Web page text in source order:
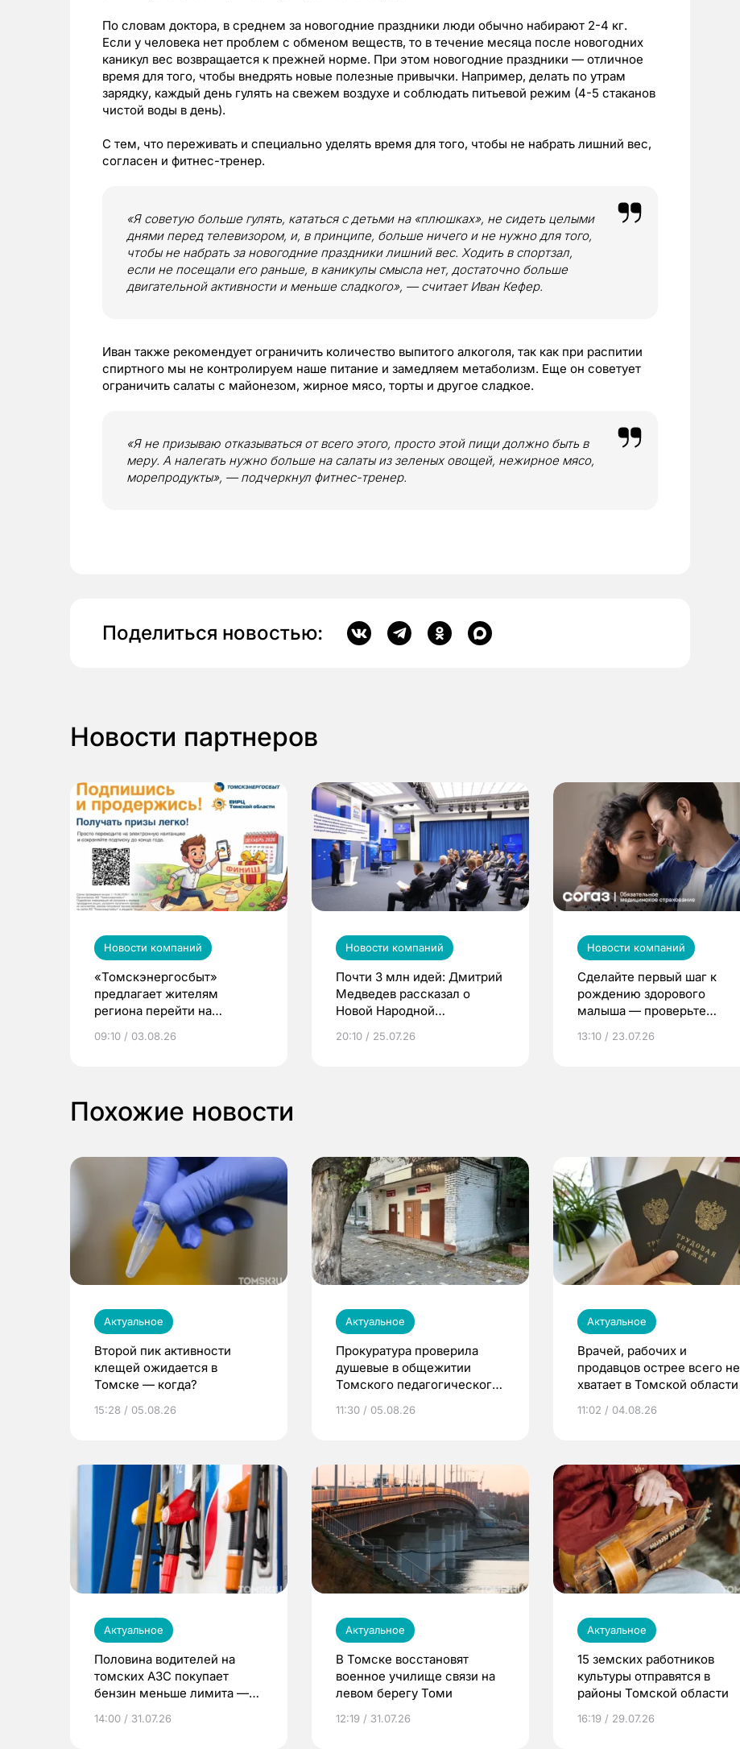
По словам доктора, в среднем за новогодние праздники люди обычно набирают 2-4 кг.
Если у человека нет проблем с обменом веществ, то в течение месяца после новогодних
каникул вес возвращается к прежней норме. При этом новогодние праздники — отличное
время для того, чтобы внедрять новые полезные привычки. Например, делать по утрам
зарядку, каждый день гулять на свежем воздухе и соблюдать питьевой режим (4-5 стаканов
чистой воды в день).
С тем, что переживать и специально уделять время для того, чтобы не набрать лишний вес,
согласен и фитнес-тренер.
«Я советую больше гулять, кататься с детьми на «плюшках», не сидеть целыми
днями перед телевизором, и, в принципе, больше ничего и не нужно для того,
чтобы не набрать за новогодние праздники лишний вес. Ходить в спортзал,
если не посещали его раньше, в каникулы смысла нет, достаточно больше
двигательной активности и меньше сладкого», — считает Иван Кефер.
Иван также рекомендует ограничить количество выпитого алкоголя, так как при распитии
спиртного мы не контролируем наше питание и замедляем метаболизм. Еще он советует
ограничить салаты с майонезом, жирное мясо, торты и другое сладкое.
«Я не призываю отказываться от всего этого, просто этой пищи должно быть в
меру. А налегать нужно больше на салаты из зеленых овощей, нежирное мясо,
морепродукты», — подчеркнул фитнес-тренер.
Поделиться новостью:
Новости партнеров
Новости компаний
«Томскэнергосбыт»
предлагает жителям
региона перейти на
выиграть призы
09:10 / 03.08.26
Новости компаний
Почти 3 млн идей: Дмитрий
Медведев рассказал о
Новой Народной
20:10 / 25.07.26
Новости компаний
Сделайте первый шаг к
рождению здорового
малыша — проверьте
по ОМС!
13:10 / 23.07.26
Похожие новости
Актуальное
Второй пик активности
клещей ожидается в
Томске — когда?
15:28 / 05.08.26
Актуальное
Прокуратура проверила
душевые в общежитии
Томского педагогического
11:30 / 05.08.26
Актуальное
Врачей, рабочих и
продавцов острее всего не
хватает в Томской области
11:02 / 04.08.26
Актуальное
Половина водителей на
томских АЗС покупает
бензин меньше лимита —
14:00 / 31.07.26
Актуальное
В Томске восстановят
военное училище связи на
левом берегу Томи
12:19 / 31.07.26
Актуальное
15 земских работников
культуры отправятся в
районы Томской области
16:19 / 29.07.26